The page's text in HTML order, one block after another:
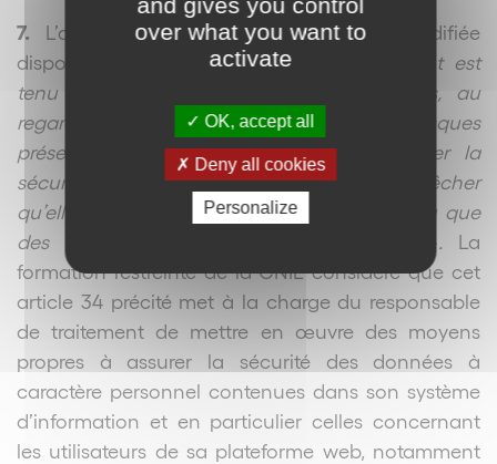
7. L’article 34 de la loi du 6 janvier 1978 modifiée
dispose que «
le responsable du traitement est
tenu de prendre toutes précautions utiles, au
regard de la nature des données et des risques
présentés par le traitement, pour préserver la
sécurité des données et, notamment, empêcher
qu’elles soient déformées, endommagées, ou que
des tiers non autorisés y aient accès
»
La
formation restreinte de la CNIL considère que cet
article 34 précité met à la charge du responsable
de traitement de mettre en œuvre des moyens
propres à assurer la sécurité des données à
caractère personnel contenues dans son système
d’information et en particulier celles concernant
les utilisateurs de sa plateforme web, notamment
over what you want to
activate
OK, accept all
Deny all cookies
Personalize